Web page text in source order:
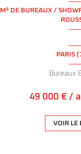
DE BUREAUX /
PARIS
49 000 € /
VOIR LE